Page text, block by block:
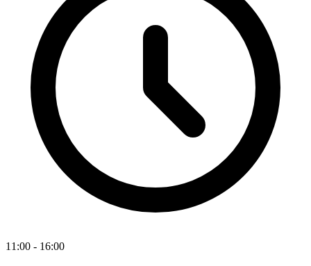
11:00 - 16:00